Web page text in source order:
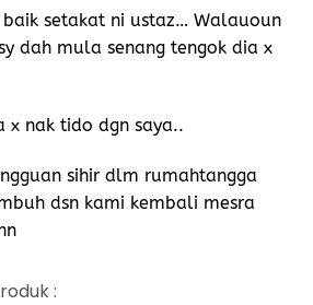
baik setakat ni ustaz… Walauoun
dah mula senang tengok dia x
x nak tido dgn saya..
sihir dlm rumahtangga
dsn kami kembali mesra
: